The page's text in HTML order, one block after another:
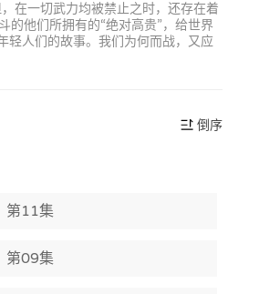
在一切武力均被禁止之时，还存在着
的他们所拥有的“绝对高贵”，给世界
轻人们的故事。我们为何而战，又应
倒序
第11集
第09集